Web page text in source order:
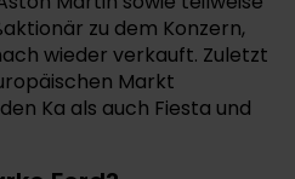
zu dem Konzern,
wieder verkauft. Zuletzt
Markt
Ka als auch Fiesta und